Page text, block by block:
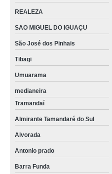
REALEZA
SAO MIGUEL DO IGUAÇU
São José dos Pinhais
Tibagi
Umuarama
medianeira
Tramandaí
Almirante Tamandaré do Sul
Alvorada
Antonio prado
Barra Funda